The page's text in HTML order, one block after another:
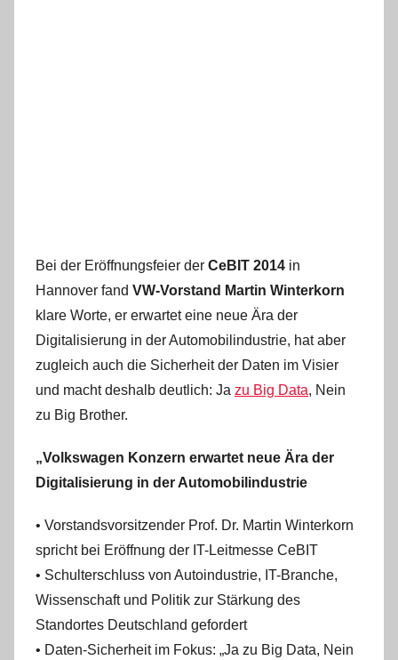
Bei der Eröffnungsfeier der CeBIT 2014 in
Hannover fand VW-Vorstand Martin Winterkorn
klare Worte, er erwartet eine neue Ära der
Digitalisierung in der Automobilindustrie, hat aber
zugleich auch die Sicherheit der Daten im Visier
und macht deshalb deutlich: Ja zu Big Data, Nein
zu Big Brother.
„Volkswagen Konzern erwartet neue Ära der
Digitalisierung in der Automobilindustrie
• Vorstandsvorsitzender Prof. Dr. Martin Winterkorn
spricht bei Eröffnung der IT-Leitmesse CeBIT
• Schulterschluss von Autoindustrie, IT-Branche,
Wissenschaft und Politik zur Stärkung des
Standortes Deutschland gefordert
• Daten-Sicherheit im Fokus: „Ja zu Big Data, Nein